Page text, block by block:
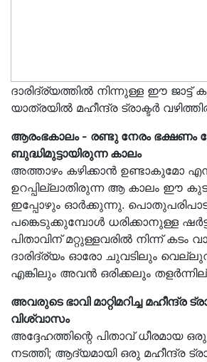
ദാരിദ്ര്യത്തിൽ നിന്നുള്ള ഈ ജാട്ട്
യാത്രയിൽ മഹീന്ദ്ര ട്രാക്ടർ
ആരംഭകാലം - രണ്ടു നേരം ഭക്ഷണം
ബുദ്ധിമുട്ടായിരുന്ന കാലം
അത്താഴം കഴിക്കാൻ ഉണ്ടാകുമോ
ഉറപ്പില്ലാതിരുന്ന ആ കാലം ഈ
ഇപ്പോഴും ഓർക്കുന്നു.
പങ്കെടുക്കുമ്പോൾ ധരിക്കാനുള്ള
പിതാവിന് മറ്റുള്ളവരിൽ നിന്ന് കടം
ദാരിദ്ര്യം ഓരോ ചുവടിലും
എങ്കിലും അവൻ ഒരിക്കലും
അവരുടെ ഭാവി മാറ്റിമറിച്ച മഹീന്ദ്ര
വിശ്വാസം
അദ്ദേഹത്തിന്റെ പിതാവ് ധീരമായ
നടത്തി; ആദ്യമായി ഒരു മഹീന്ദ്ര